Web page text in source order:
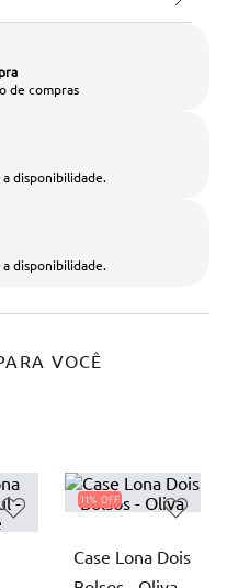
de compras
disponibilidade.
disponibilidade.
VOCÊ
11%
Case Lona Dois